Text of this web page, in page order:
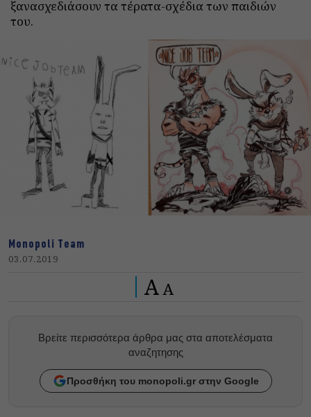
ξανασχεδιάσουν τα τέρατα-σχέδια των παιδιών
του.
Monopoli Team
03.07.2019
A A
Βρείτε περισσότερα άρθρα μας στα αποτελέσματα
αναζητησης
Προσθήκη του monopoli.gr στην Google